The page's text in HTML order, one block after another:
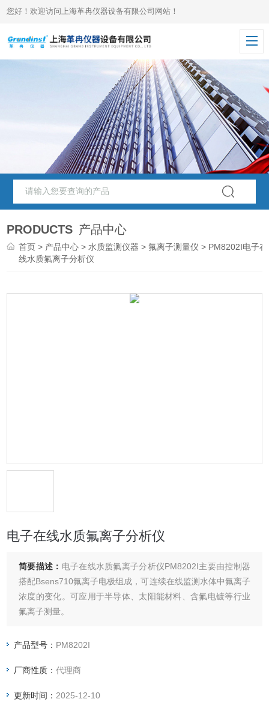
您好！欢迎访问上海革冉仪器设备有限公司网站！
PRODUCTS 产品中心
首页 > 产品中心 > 水质监测仪器 >氟离子测量仪 > PM8202I电子在
线水质氟离子分析仪
电子在线水质氟离子分析仪
简要描述： 电子在线水质氟离子分析仪PM8202I主要由控制器
搭配Bsens710氟离子电极组成，可连续在线监测水体中氟离子
浓度的变化。可应用于半导体、太阳能材料、含氟电镀等行业
氟离子测量。
产品型号： PM8202I
厂商性质：代理商
更新时间： 2025-12-10